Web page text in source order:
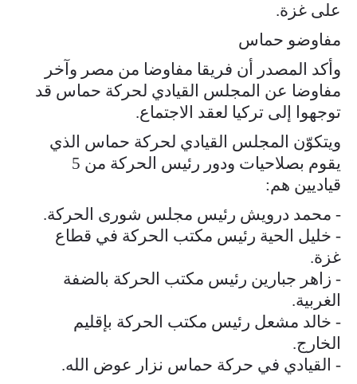
على غزة.
مفاوضو حماس
وأكد المصدر أن فريقا مفاوضا من مصر وآخر
مفاوضا عن المجلس القيادي لحركة حماس قد
توجهوا إلى تركيا لعقد الاجتماع.
ويتكوّن المجلس القيادي لحركة حماس الذي
يقوم بصلاحيات ودور رئيس الحركة من 5
قياديين هم:
- محمد درويش رئيس مجلس شورى الحركة.
- خليل الحية رئيس مكتب الحركة في قطاع
غزة.
- زاهر جبارين رئيس مكتب الحركة بالضفة
الغربية.
- خالد مشعل رئيس مكتب الحركة بإقليم
الخارج.
- القيادي في حركة حماس نزار عوض الله.